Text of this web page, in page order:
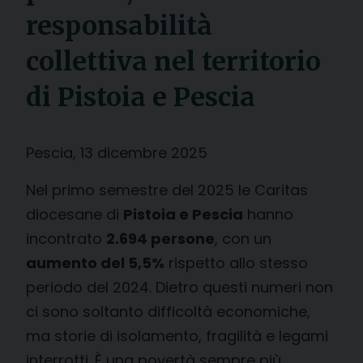
responsabilità
collettiva nel territorio
di Pistoia e Pescia
Pescia, 13 dicembre 2025
Nel primo semestre del 2025 le Caritas
diocesane di Pistoia e Pescia hanno
incontrato 2.694 persone, con un
aumento del 5,5% rispetto allo stesso
periodo del 2024. Dietro questi numeri non
ci sono soltanto difficoltà economiche,
ma storie di isolamento, fragilità e legami